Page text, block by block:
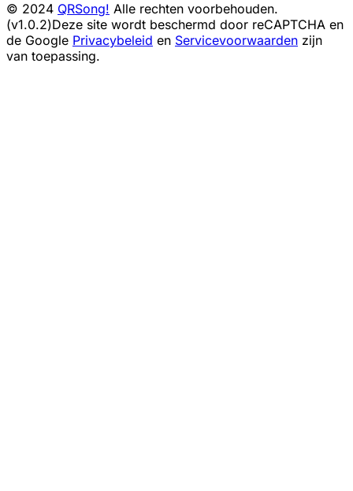
© 2024 QRSong! Alle rechten voorbehouden.
(v1.0.2)Deze site wordt beschermd door reCAPTCHA en
de Google Privacybeleid en Servicevoorwaarden zijn
van toepassing.